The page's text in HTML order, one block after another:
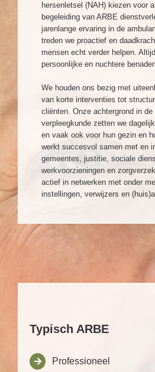
hersenletsel (NAH) kiezen voor
begeleiding van ARBE
jarenlange ervaring in de
treden we proactief en
mensen echt verder helpen.
persoonlijke en nuchtere
We houden ons bezig met
van korte interventies tot
cliënten. Onze achtergrond in
verpleegkunde zetten we
en vaak ook voor hun gezin en
werkt succesvol samen met en
gemeentes, justitie, sociale
werkvoorzieningen en
actief in netwerken met onder
instellingen, verwijzers en
Typisch ARBE
Professioneel